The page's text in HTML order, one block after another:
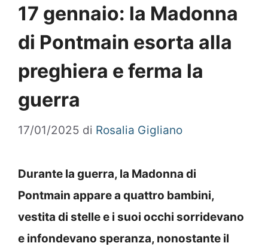
17 gennaio: la Madonna
di Pontmain esorta alla
preghiera e ferma la
guerra
17/01/2025 di Rosalia Gigliano
Durante la guerra, la Madonna di
Pontmain appare a quattro bambini,
vestita di stelle e i suoi occhi sorridevano
e infondevano speranza, nonostante il